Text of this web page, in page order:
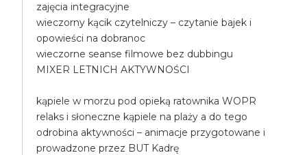
zajęcia integracyjne
wieczorny kącik czytelniczy – czytanie bajek i
opowieści na dobranoc
wieczorne seanse filmowe bez dubbingu
MIXER LETNICH AKTYWNOŚCI
kąpiele w morzu pod opieką ratownika WOPR
relaks i słoneczne kąpiele na plaży a do tego
odrobina aktywności – animacje przygotowane i
prowadzone przez BUT Kadrę